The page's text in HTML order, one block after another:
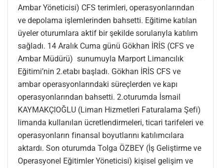
Ambar Yöneticisi) CFS terimleri, operasyonlarından
ve depolama işlemlerinden bahsetti. Eğitime katılan
üyeler oturumlara aktif bir şekilde sorularıyla katılım
sağladı. 14 Aralık Cuma günü Gökhan İRİS (CFS ve
Ambar Müdürü) sunumuyla Marport Limancılık
Eğitimi’nin 2.etabı başladı. Gökhan İRİS CFS ve
ambar operasyonlarındaki süreçlerden ve kapı
operasyonlarından bahsetti. 2.oturumda İsmail
KAYMAKÇIOĞLU (Liman Hizmetleri Faturalama Şefi)
limanda kullanılan ücretlendirmeleri, ticari tarifeleri ve
operasyonların finansal boyutlarını katılımcılara
aktardı. Son oturumda Tolga ÖZBEY (İş Geliştirme ve
Operasyonel Eğitimler Yöneticisi) kişisel gelişim ve